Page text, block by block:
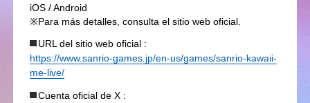
iOS / Android
※Para más detalles, consulta el sitio web oficial.
URL del sitio web oficial :
https://www.sanrio-games.jp/en-us/games/sanrio-kawaii-
me-live/
Cuenta oficial de X :